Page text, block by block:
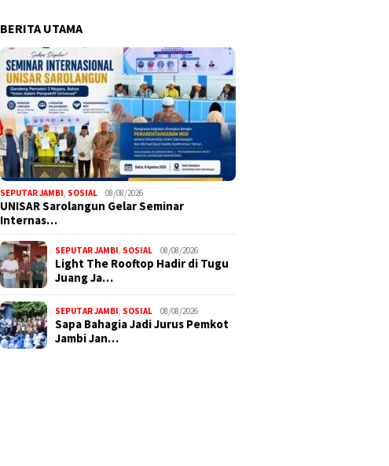
BERITA UTAMA
SEPUTAR JAMBI SOSIAL 08/08/2026
UNISAR Sarolangun Gelar Seminar
Internas…
SEPUTAR JAMBI SOSIAL 08/08/2026
Light The Rooftop Hadir di Tugu
Juang Ja…
SEPUTAR JAMBI SOSIAL 08/08/2026
Sapa Bahagia Jadi Jurus Pemkot
Jambi Jan…